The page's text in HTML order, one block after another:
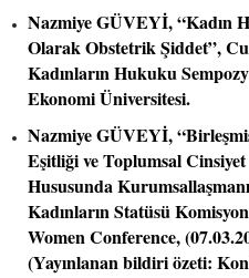
Nazmiye GÜVEYİ, “Kadın
Olarak Obstetrik Şiddet”,
Kadınların Hukuku
Ekonomi Üniversitesi.
Nazmiye GÜVEYİ,
Eşitliği ve Toplumsal
Hususunda
Kadınların Statüsü
Women Conference,
(Yayınlanan bildiri özeti: